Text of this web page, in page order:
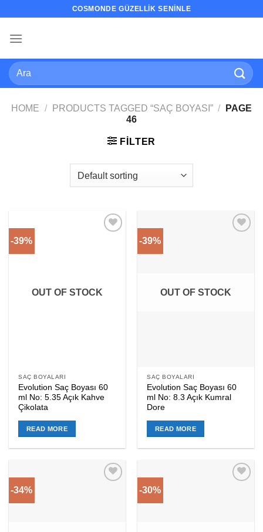
COSMONDE GÜZELLIK SENINLE
Search
for:
HOME / PRODUCTS TAGGED “SAÇ BOYASI” /
PAGE
46
FILTER
-39%
OUT OF STOCK
SAÇ BOYALARI
Evolution Saç Boyası 60
ml No: 5.35 Açık Kahve
Çikolata
READ MORE
-39%
OUT OF STOCK
SAÇ BOYALARI
Evolution Saç Boyası 60
ml No: 8.3 Açık Kumral
Dore
READ MORE
-34% -30%